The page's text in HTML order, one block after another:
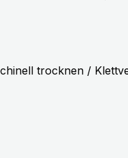
trocknen /